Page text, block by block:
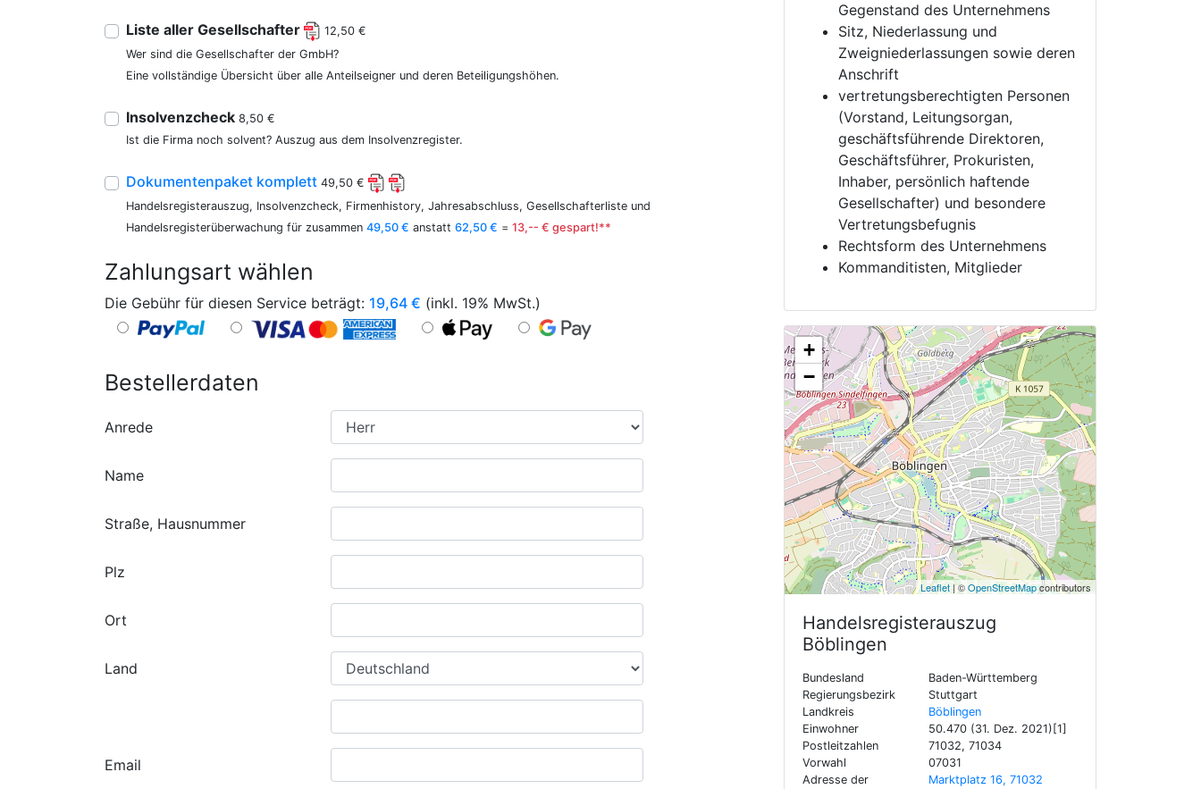
Liste aller Gesellschafter
12,50 €
Wer sind die Gesellschafter der GmbH?
Eine vollständige Übersicht über alle Anteilseigner und deren Beteiligungshöhen.
Insolvenzcheck 8,50 €
Ist die Firma noch solvent? Auszug aus dem Insolvenzregister.
Dokumentenpaket komplett 49,50 €
Handelsregisterauszug, Insolvenzcheck, Firmenhistory, Jahresabschluss, Gesellschafterliste und
Handelsregisterüberwachung für zusammen 49,50 € anstatt 62,50 € = 13,-- € gespart!**
Zahlungsart wählen
Die Gebühr für diesen Service beträgt: 19,64 € (inkl. 19% MwSt.)
Bestellerdaten
Anrede
Name
Straße, Hausnummer
Plz
Ort
Land
Email
Gegenstand des Unternehmens
Sitz, Niederlassung und
Zweigniederlassungen sowie deren
Anschrift
vertretungsberechtigten Personen
(Vorstand, Leitungsorgan,
geschäftsführende Direktoren,
Geschäftsführer, Prokuristen,
Inhaber, persönlich haftende
Gesellschafter) und besondere
Vertretungsbefugnis
Rechtsform des Unternehmens
Kommanditisten, Mitglieder
+
−
Leaflet | ©OpenStreetMapcontributors
Handelsregisterauszug
Böblingen
Bundesland
Baden-Württemberg
Regierungsbezirk
Stuttgart
Landkreis
Böblingen
Einwohner
50.470 (31. Dez. 2021)[1]
Postleitzahlen
71032, 71034
Vorwahl
07031
Adresse der
Marktplatz 16, 71032